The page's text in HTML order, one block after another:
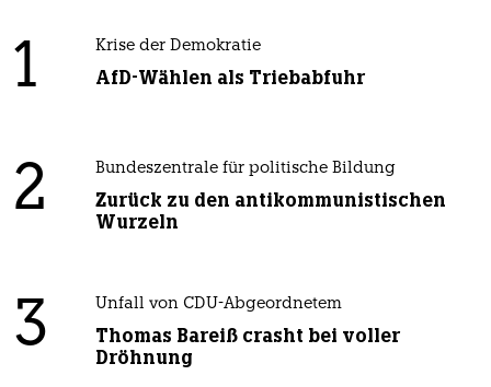
1 Krise der Demokratie
AfD-Wählen als Triebabfuhr
2 Bundeszentrale für politische Bildung
Zurück zu den antikommunistischen
Wurzeln
3 Unfall von CDU-Abgeordnetem
Thomas Bareiß crasht bei voller
Dröhnung